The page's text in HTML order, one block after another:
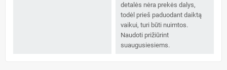
detalės nėra prekės dalys,
todėl prieš paduodant daiktą
vaikui, turi būti nuimtos.
Naudoti prižiūrint
suaugusiesiems.